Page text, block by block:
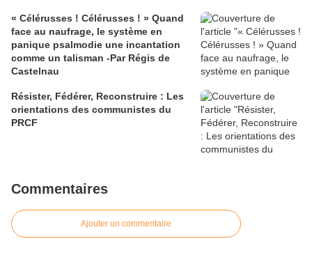
« Célérusses ! Célérusses ! » Quand
face au naufrage, le système en
panique psalmodie une incantation
comme un talisman -Par Régis de
Castelnau
Résister, Fédérer, Reconstruire : Les
orientations des communistes du
PRCF
Commentaires
Ajouter un commentaire